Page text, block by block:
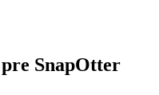
SnapOtter